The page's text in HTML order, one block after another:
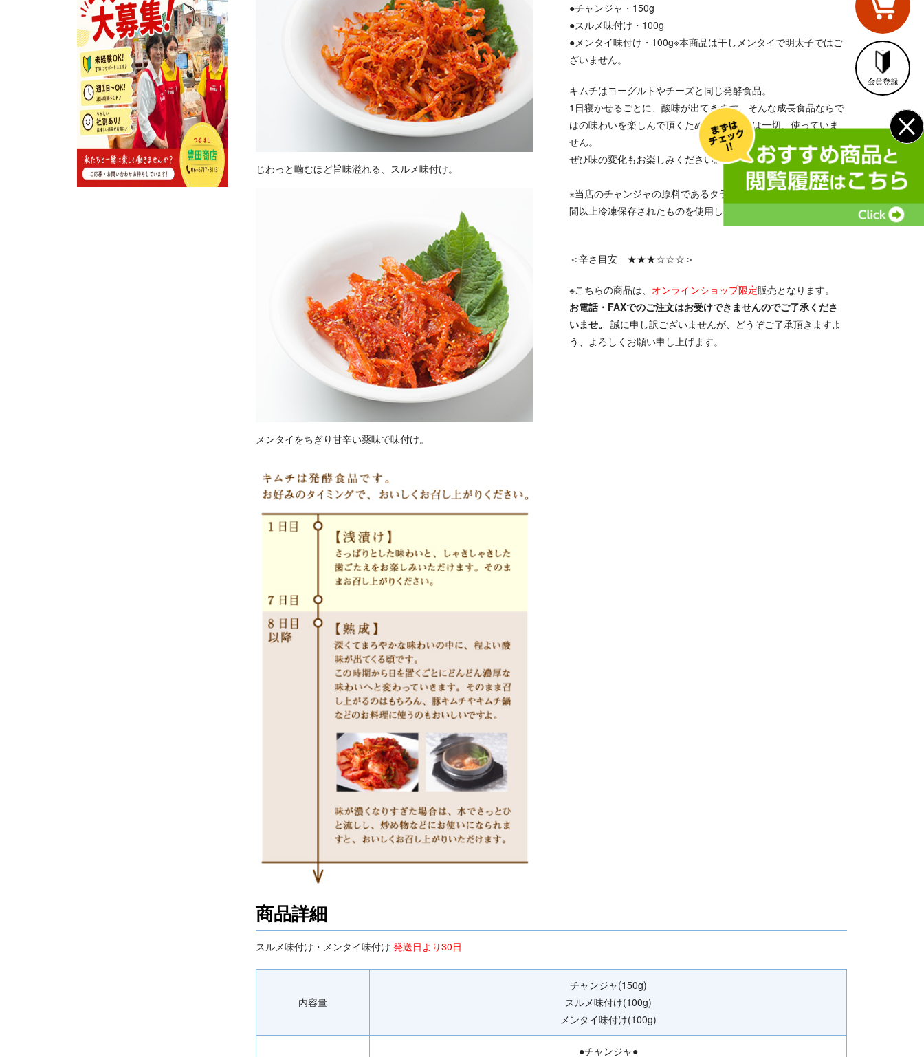
じわっと噛むほど旨味溢れる、スルメ味付け。
メンタイをちぎり甘辛い薬味で味付け。
●チャンジャ・150g
●スルメ味付け・100g
●メンタイ味付け・100g※本商品は干しメンタイで明太子ではご
ざいません。
キムチはヨーグルトやチーズと同じ発酵食品。
1日寝かせるごとに、酸味が出てきます。そんな成長食品ならで
はの味わいを楽しんで頂くために、保存料は一切、使っていま
せん。
ぜひ味の変化もお楽しみください。
※当店のチャンジャの原料であるタラはマイナス20度以下で24時
間以上冷凍保存されたものを使用しております。
＜辛さ目安 ★★★☆☆☆＞
※こちらの商品は、 オンラインショップ限定販売となります。
お電話・FAXでのご注文はお受けできませんのでご了承くださ
いませ。 誠に申し訳ございませんが、どうぞご了承頂きますよ
う、よろしくお願い申し上げます。
商品詳細
スルメ味付け・メンタイ味付け 発送日より30日
内容量
チャンジャ(150g)
スルメ味付け(100g)
メンタイ味付け(100g)
●チャンジャ●